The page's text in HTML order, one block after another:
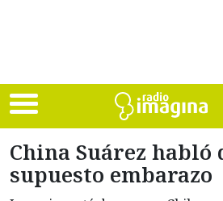
China Suárez habló
supuesto embarazo